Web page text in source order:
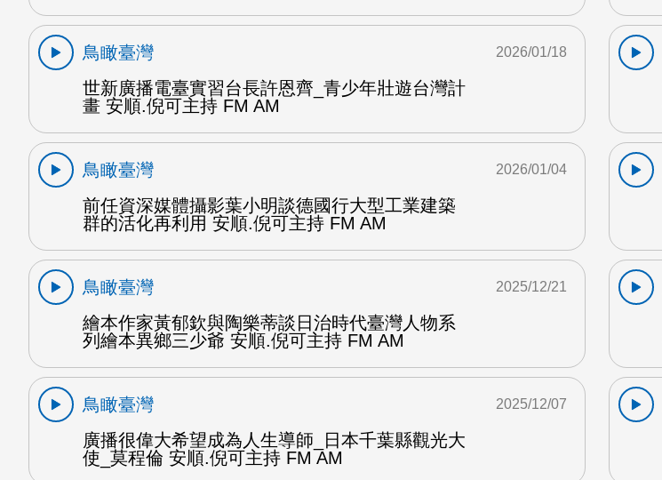
鳥瞰臺灣
世新廣播電臺實習台長許恩齊_青少年壯遊台灣計
畫 安順.倪可主持 FM AM
2026/01/18
鳥瞰臺灣
前任資深媒體攝影葉小明談德國行大型工業建築
群的活化再利用 安順.倪可主持 FM AM
2026/01/04
鳥瞰臺灣
繪本作家黃郁欽與陶樂蒂談日治時代臺灣人物系
列繪本異鄉三少爺 安順.倪可主持 FM AM
2025/12/21
鳥瞰臺灣
廣播很偉大希望成為人生導師_日本千葉縣觀光大
使_莫程倫 安順.倪可主持 FM AM
2025/12/07